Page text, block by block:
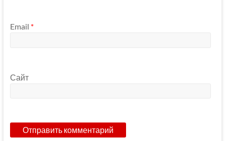
Email *
Сайт